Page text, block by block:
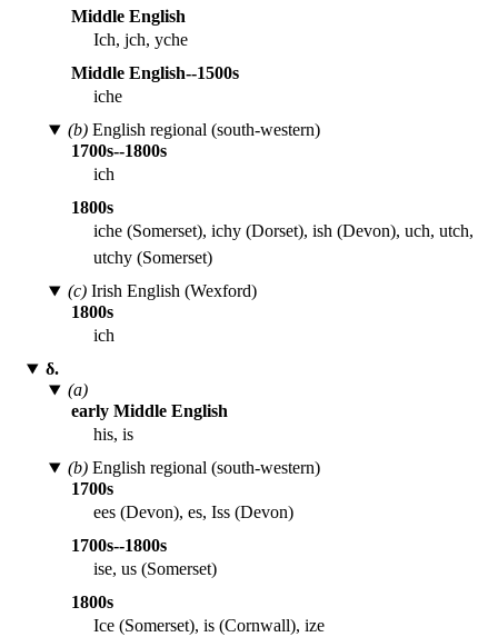
Middle English
Ich, jch, yche
Middle English--1500s
iche
(b)English regional (south-western)
1700s--1800s
ich
1800s
iche (Somerset), ichy (Dorset), ish (Devon), uch, utch,
utchy (Somerset)
(c)Irish English (Wexford)
1800s
ich
δ.
(a)
early Middle English
his, is
(b)English regional (south-western)
1700s
ees (Devon), es, Iss (Devon)
1700s--1800s
ise, us (Somerset)
1800s
Ice (Somerset), is (Cornwall), ize